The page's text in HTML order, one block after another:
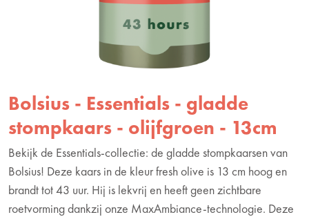
Bolsius - Essentials - gladde
stompkaars - olijfgroen - 13cm
Bekijk de Essentials-collectie: de gladde stompkaarsen van
Bolsius! Deze kaars in de kleur fresh olive is 13 cm hoog en
brandt tot 43 uur. Hij is lekvrij en heeft geen zichtbare
roetvorming dankzij onze MaxAmbiance-technologie. Deze